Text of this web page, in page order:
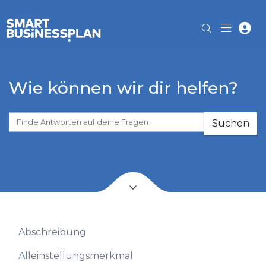
Wie können wir dir helfen?
Suchen
Abschreibung
Alleinstellungsmerkmal